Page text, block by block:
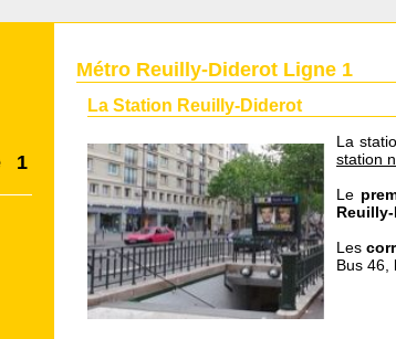
1
Métro Reuilly-Diderot Ligne 1
La Station Reuilly-Diderot
La
station
Le
Les
Bus 46,